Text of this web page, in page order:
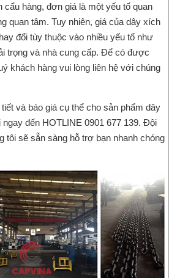
cẩu hàng, đơn giá là một yếu tố quan
quan tâm. Tuy nhiên, giá của dây xích
đổi tùy thuộc vào nhiều yếu tố như
trọng và nhà cung cấp. Để có được
khách hàng vui lòng liên hệ với chúng
và báo giá cụ thể cho sản phẩm dây
đến HOTLINE 0901 677 139. Đội
tôi sẽ sẵn sàng hỗ trợ bạn nhanh chóng